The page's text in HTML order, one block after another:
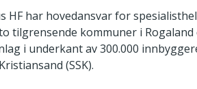
HF har hovedansvar for
tilgrensende kommuner i
i underkant av 300.000
(SSK).